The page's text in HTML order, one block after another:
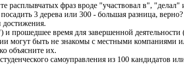
расплывчатых фраз вроде "участвовал в", "делал"
3 дерева или 300 - большая разница, верно?
достижения.
прошедшее время для завершенной
могут быть не знакомы с местными компаниями
объясните их.
самоуправления из 100 кандидатов